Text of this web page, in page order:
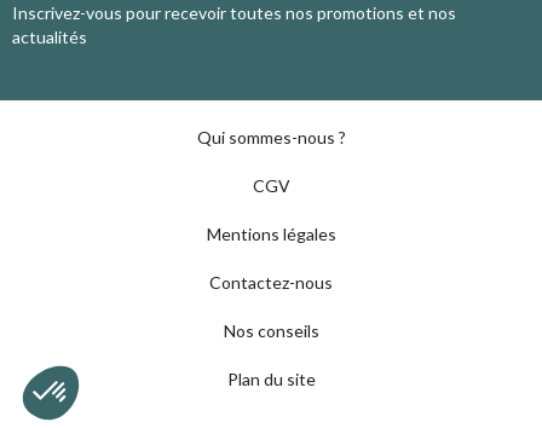
Inscrivez-vous pour recevoir toutes nos promotions et nos
actualités
Qui sommes-nous ?
CGV
Mentions légales
Contactez-nous
Nos conseils
Plan du site